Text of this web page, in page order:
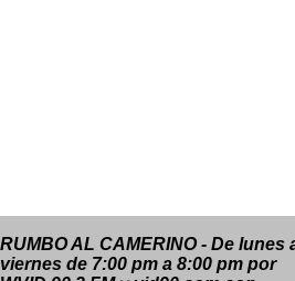
RUMBO AL CAMERINO - De lunes
viernes de 7:00 pm a 8:00 pm por